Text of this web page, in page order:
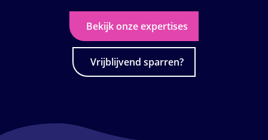
Bekijk onze expertises
Vrijblijvend sparren?